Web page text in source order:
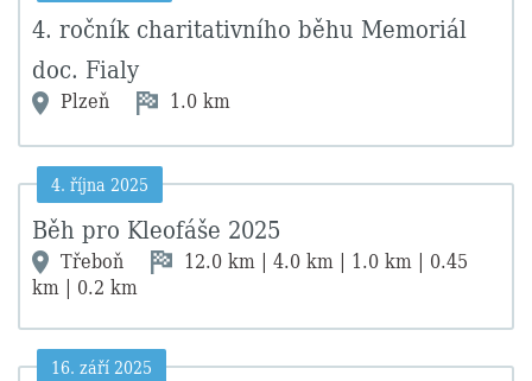
4. ročník charitativního běhu Memoriál
doc. Fialy
Plzeň 1.0 km
4. října 2025
Běh pro Kleofáše 2025
Třeboň
12.0 km | 4.0 km | 1.0 km | 0.45
km | 0.2 km
16. září 2025